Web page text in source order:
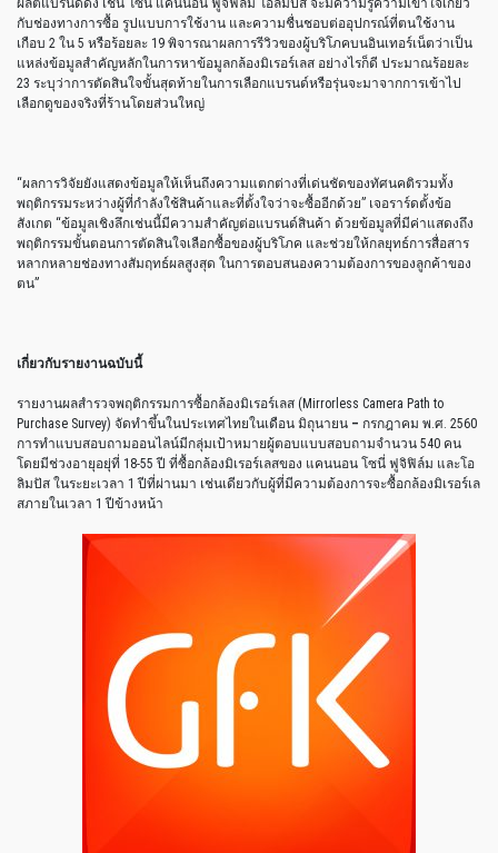
ผลิตแบรนด์ดัง เช่น โซนี่ แคนนอน ฟูจิฟิล์ม โอลิมปัส จะมีความรู้ความเข้าใจเกี่ยว
กับช่องทางการซื้อ รูปแบบการใช้งาน และความชื่นชอบต่ออุปกรณ์ที่ตนใช้งาน
เกือบ 2 ใน 5 หรือร้อยละ 19 พิจารณาผลการรีวิวของผู้บริโภคบนอินเทอร์เน็ตว่าเป็น
แหล่งข้อมูลสำคัญหลักในการหาข้อมูลกล้องมิเรอร์เลส อย่างไรก็ดี ประมาณร้อยละ
23 ระบุว่าการตัดสินใจขั้นสุดท้ายในการเลือกแบรนด์หรือรุ่นจะมาจากการเข้าไป
เลือกดูของจริงที่ร้านโดยส่วนใหญ่
“ผลการวิจัยยังแสดงข้อมูลให้เห็นถึงความแตกต่างที่เด่นชัดของทัศนคติรวมทั้ง
พฤติกรรมระหว่างผู้ที่กำลังใช้สินค้าและที่ตั้งใจว่าจะซื้ออีกด้วย” เจอราร์ดตั้งข้อ
สังเกต “ข้อมูลเชิงลึกเช่นนี้มีความสำคัญต่อแบรนด์สินค้า ด้วยข้อมูลที่มีค่าแสดงถึง
พฤติกรรมขั้นตอนการตัดสินใจเลือกซื้อของผู้บริโภค และช่วยให้กลยุทธ์การสื่อสาร
หลากหลายช่องทางสัมฤทธ์ผลสูงสุด ในการตอบสนองความต้องการของลูกค้าของ
ตน”
เกี่ยวกับรายงานฉบับนี้
รายงานผลสำรวจพฤติกรรมการซื้อกล้องมิเรอร์เลส (Mirrorless Camera Path to
Purchase Survey) จัดทำขึ้นในประเทศไทยในเดือน มิถุนายน – กรกฎาคม พ.ศ. 2560
การทำแบบสอบถามออนไลน์มีกลุ่มเป้าหมายผู้ตอบแบบสอบถามจำนวน 540 คน
โดยมีช่วงอายุอยุ่ที่ 18-55 ปี ที่ซื้อกล้องมิเรอร์เลสของ แคนนอน โซนี่ ฟูจิฟิล์ม และโอ
ลิมปัส ในระยะเวลา 1 ปีที่ผ่านมา เช่นเดียวกับผู้ที่มีความต้องการจะซื้อกล้องมิเรอร์เล
สภายในเวลา 1 ปีข้างหน้า